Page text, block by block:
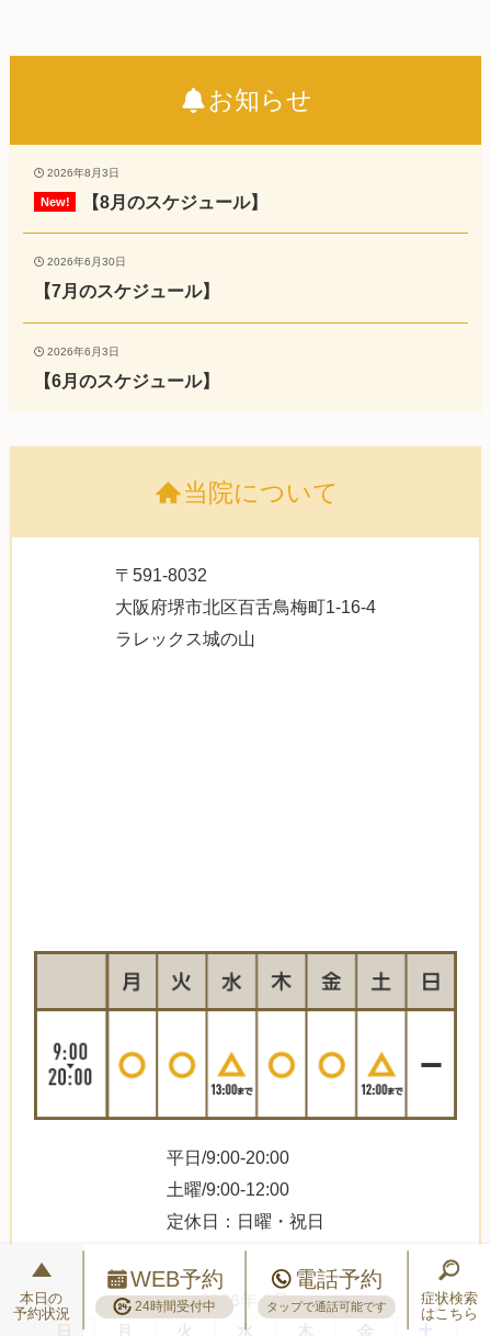
お知らせ
2026年8月3日
【8月のスケジュール】
2026年6月30日
【7月のスケジュール】
2026年6月3日
【6月のスケジュール】
当院について
〒591-8032
大阪府堺市北区百舌鳥梅町1-16-4
ラレックス城の山
平日/9:00-20:00
土曜/9:00-12:00
定休日：日曜・祝日
2026年 8月
水 土
本日の
予約状況
WEB予約
24時間受付中
電話予約
タップで通話可能です
症状検索
はこちら